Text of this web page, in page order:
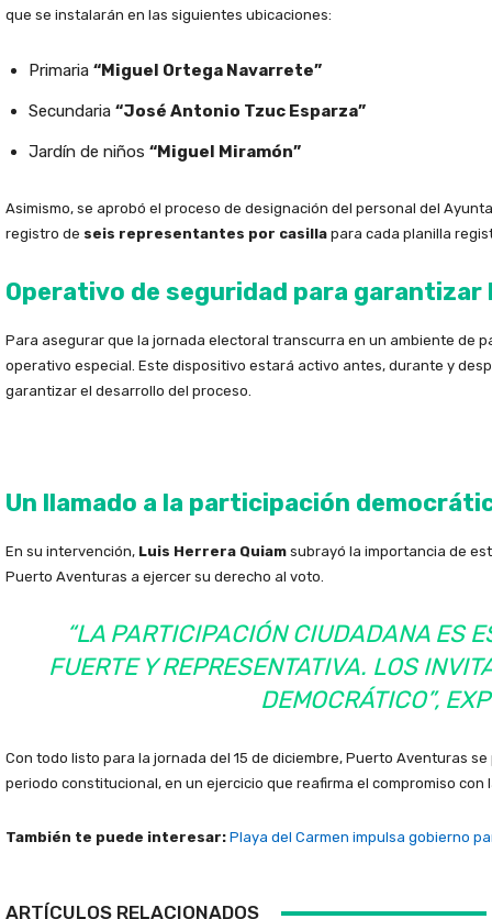
que se instalarán en las siguientes ubicaciones:
Primaria “Miguel Ortega Navarrete”
Secundaria “José Antonio Tzuc Esparza”
Jardín de niños “Miguel Miramón”
Asimismo, se aprobó el proceso de designación del personal del
registro de seis representantes por casilla para cada planilla
Operativo de seguridad para
Para asegurar que la jornada electoral transcurra en un ambiente de
operativo especial. Este dispositivo estará activo antes, durante y
garantizar el desarrollo del proceso.
Un llamado a la participación
En su intervención, Luis Herrera Quiam subrayó la importancia de
Puerto Aventuras a ejercer su derecho al voto.
“LA PARTICIPACIÓN CIUDADANA ES
FUERTE Y REPRESENTATIVA. LOS
DEMOCRÁTICO”,
Con todo listo para la jornada del 15 de diciembre, Puerto Aventuras
periodo constitucional, en un ejercicio que reafirma el compromiso
También te puede interesar: Playa del Carmen impulsa gobierno
ARTÍCULOS RELACIONADOS